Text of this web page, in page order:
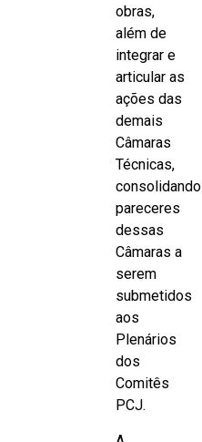
obras,
além de
integrar e
articular as
ações das
demais
Câmaras
Técnicas,
consolidando
pareceres
dessas
Câmaras a
serem
submetidos
aos
Plenários
dos
Comitês
PCJ.